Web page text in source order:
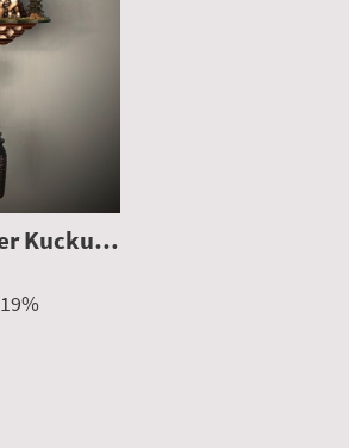
Schwarzwälder Kuckucksuhr Schwarzwaldhaus
19%